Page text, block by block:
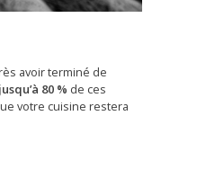
avoir terminé de
80 % de ces
votre cuisine restera